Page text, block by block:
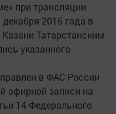
при трансляции
2015 года в
Татарстанским
указанного
в ФАС России
эфирной записи на
14 Федерального